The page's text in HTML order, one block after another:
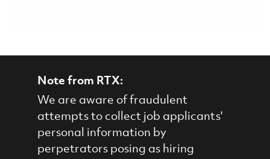
Note from RTX:
We are aware of fraudulent
attempts to collect job applicants'
personal information by
perpetrators posing as hiring